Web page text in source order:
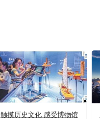
触摸历史文化 感受博物馆